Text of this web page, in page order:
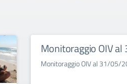
Monitoraggio OIV
Monitoraggio OIV al 31/05/